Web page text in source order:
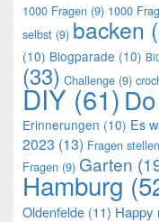
1000 Fragen (9) 1000
selbst (9) backen
(10) Blogparade (10)
(33) Challenge (9)
DIY (61)
Erinnerungen (10) Es
2023 (13) Fragen stellen
Fragen (9) Garten
Hamburg
Oldenfelde (11) Happy